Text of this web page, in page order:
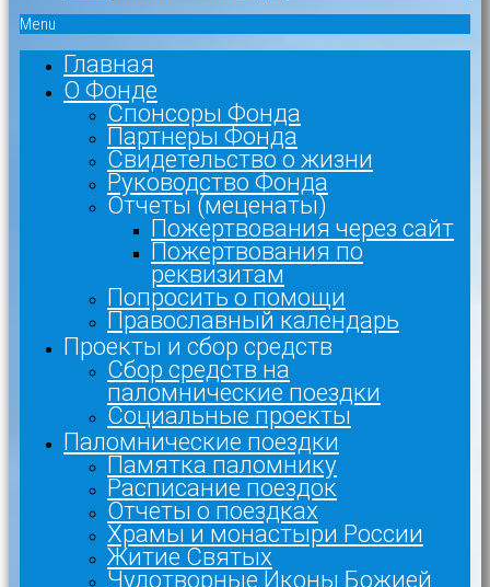
Menu
Главная
О Фонде
Спонсоры Фонда
Партнеры Фонда
Свидетельство о жизни
Руководство Фонда
Отчеты (меценаты)
Пожертвования через сайт
Пожертвования по
реквизитам
Попросить о помощи
Православный календарь
Проекты и сбор средств
Сбор средств на
паломнические поездки
Социальные проекты
Паломнические поездки
Памятка паломнику
Расписание поездок
Отчеты о поездках
Храмы и монастыри России
Житие Святых
Чудотворные Иконы Божией